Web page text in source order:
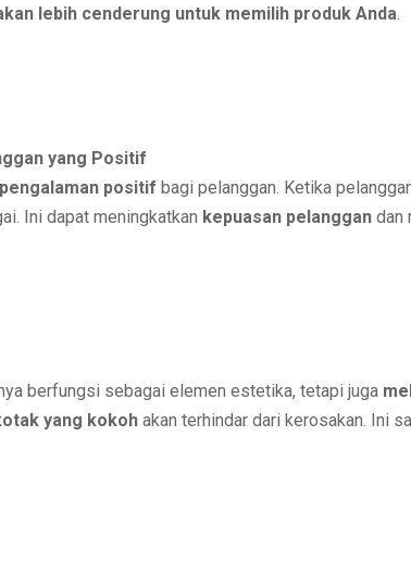
lebih cenderung untuk memilih produk Anda.
yang Positif
pengalaman positif bagi pelanggan. Ketika
Ini dapat meningkatkan kepuasan pelanggan dan
berfungsi sebagai elemen estetika, tetapi juga
yang kokoh akan terhindar dari kerosakan. Ini